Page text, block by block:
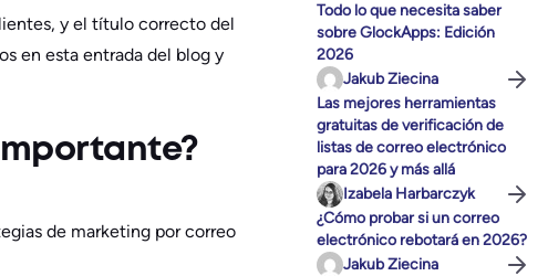
y el título correcto del
en esta entrada del blog y
de marketing por correo
Todo lo que necesita saber
sobre GlockApps: Edición
2026
Jakub Ziecina
Las mejores herramientas
gratuitas de verificación de
listas de correo electrónico
para 2026 y más allá
Izabela Harbarczyk
¿Cómo probar si un correo
electrónico rebotará en 2026?
Jakub Ziecina